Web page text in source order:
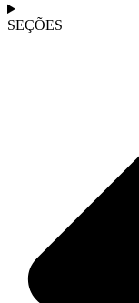
SEÇÕES